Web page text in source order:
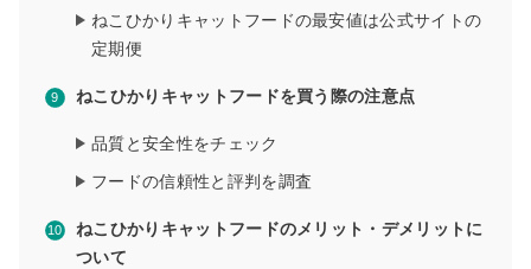
ねこひかりキャットフードの最安値は公式サイトの
定期便
ねこひかりキャットフードを買う際の注意点
品質と安全性をチェック
フードの信頼性と評判を調査
ねこひかりキャットフードのメリット・デメリットに
ついて